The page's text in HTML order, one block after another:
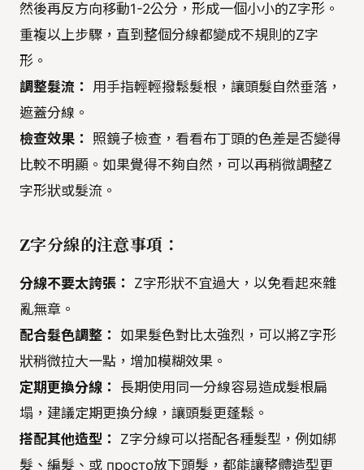
然後再反方向移動1-2公分，形成一個小小的Z字形。
重複以上步驟，直到整個分線都變成不規則的Z字
形。
調整髮流：
用手指輕輕撥鬆髮根，讓頭髮自然垂落，
遮蓋分線。
檢查效果：
照鏡子檢查，看看布丁頭的色差是否變得
比較不明顯。如果覺得不夠自然，可以再稍微調整Z
字形狀或髮流。
Z字分線的注意事項：
分線不要太誇張：
Z字形狀不宜過大，以免看起來雜
亂無章。
配合髮色調整： 如果髮色對比太強烈，可以將Z字形
狀稍微拉大一點，增加模糊效果。
定期更換分線：
長期使用同一分線容易造成髮根扁
塌，建議定期更換分線，讓頭髮更蓬鬆。
搭配其他造型：
Z字分線可以搭配各種髮型，例如綁
髮、編髮、或 просто放下頭髮，都能讓整體造型更